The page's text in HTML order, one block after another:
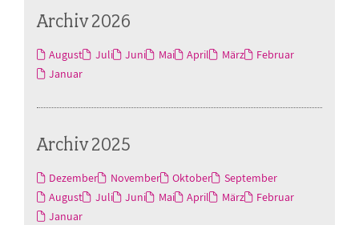
Archiv 2026
August Juli Juni Mai April März
Februar
Januar
Archiv 2025
Dezember November Oktober
September
August
Juli Juni Mai April März
Februar
Januar